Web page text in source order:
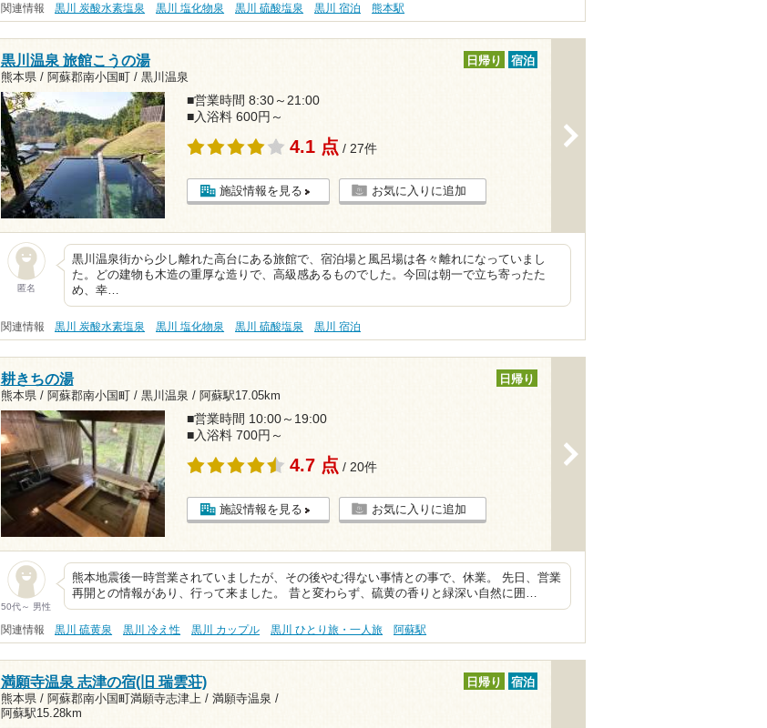
関連情報 黒川 炭酸水素塩泉 黒川 塩化物泉 黒川 硫酸塩泉 黒川 宿泊 熊本駅
黒川温泉 旅館こうの湯
熊本県 / 阿蘇郡南小国町 / 黒川温泉
日帰り 宿泊
■営業時間 8:30～21:00
■入浴料 600円～
4.1 点 / 27件
施設情報を見る お気に入りに追加
匿名
黒川温泉街から少し離れた高台にある旅館で、宿泊場と風呂場は各々離れになっていまし
た。どの建物も木造の重厚な造りで、高級感あるものでした。今回は朝一で立ち寄ったた
め、幸…
関連情報 黒川 炭酸水素塩泉 黒川 塩化物泉 黒川 硫酸塩泉 黒川 宿泊
耕きちの湯
熊本県 / 阿蘇郡南小国町 / 黒川温泉 / 阿蘇駅17.05km
日帰り
■営業時間 10:00～19:00
■入浴料 700円～
4.7 点 / 20件
施設情報を見る お気に入りに追加
50代～ 男性
熊本地震後一時営業されていましたが、その後やむ得ない事情との事で、休業。 先日、営業
再開との情報があり、行って来ました。 昔と変わらず、硫黄の香りと緑深い自然に囲…
関連情報 黒川 硫黄泉 黒川 冷え性 黒川 カップル 黒川 ひとり旅・一人旅 阿蘇駅
満願寺温泉 志津の宿(旧 瑞雲荘)
熊本県 / 阿蘇郡南小国町満願寺志津上 / 満願寺温泉 /
阿蘇駅15.28km
日帰り 宿泊